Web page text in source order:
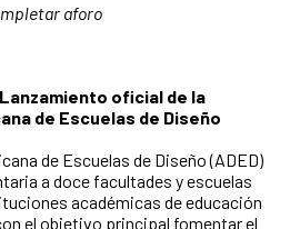
aforo
Lanzamiento oficial de la
de Escuelas de Diseño
de Escuelas de Diseño (ADED)
a doce facultades y escuelas
académicas de educación
el objetivo principal fomentar el